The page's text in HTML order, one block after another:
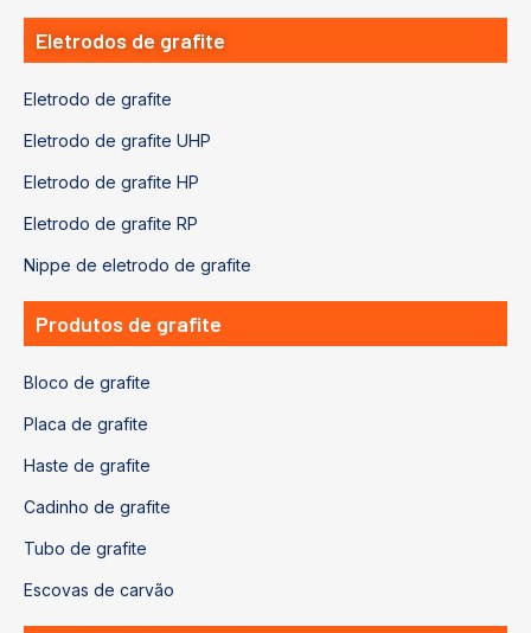
Eletrodos de grafite
Eletrodo de grafite
Eletrodo de grafite UHP
Eletrodo de grafite HP
Eletrodo de grafite RP
Nippe de eletrodo de grafite
Produtos de grafite
Bloco de grafite
Placa de grafite
Haste de grafite
Cadinho de grafite
Tubo de grafite
Escovas de carvão